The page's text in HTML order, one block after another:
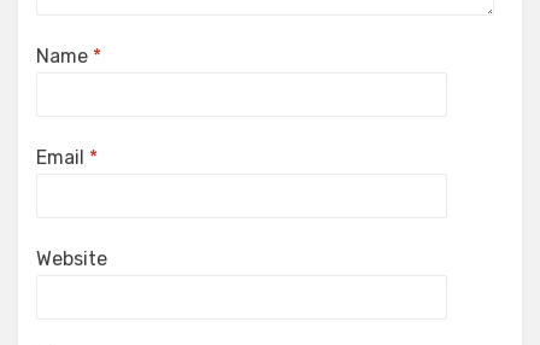
Name *
Email *
Website